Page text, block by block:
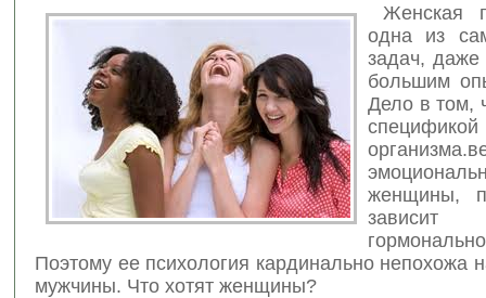
Женская
одна из
задач, даже
большим
Дело в том,
женщины,
Поэтому ее психология кардинально непохожа
мужчины. Что хотят женщины?